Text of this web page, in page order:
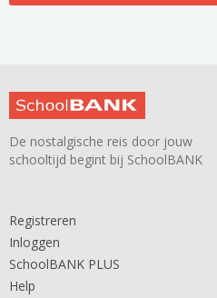
De nostalgische reis door jouw
schooltijd begint bij SchoolBANK
Registreren
Inloggen
SchoolBANK PLUS
Help